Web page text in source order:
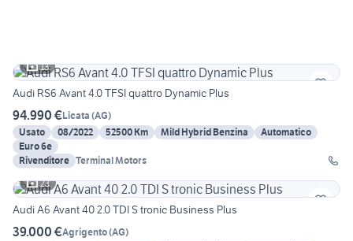
13
Audi RS6 Avant 4.0 TFSI quattro Dynamic Plus
94.990 €Licata (AG)
Usato
08/2022 52500 Km Mild Hybrid Benzina
Automatico
Euro 6e
Rivenditore Terminal Motors
23
Audi A6 Avant 40 2.0 TDI S tronic Business Plus
39.000 €Agrigento(AG)